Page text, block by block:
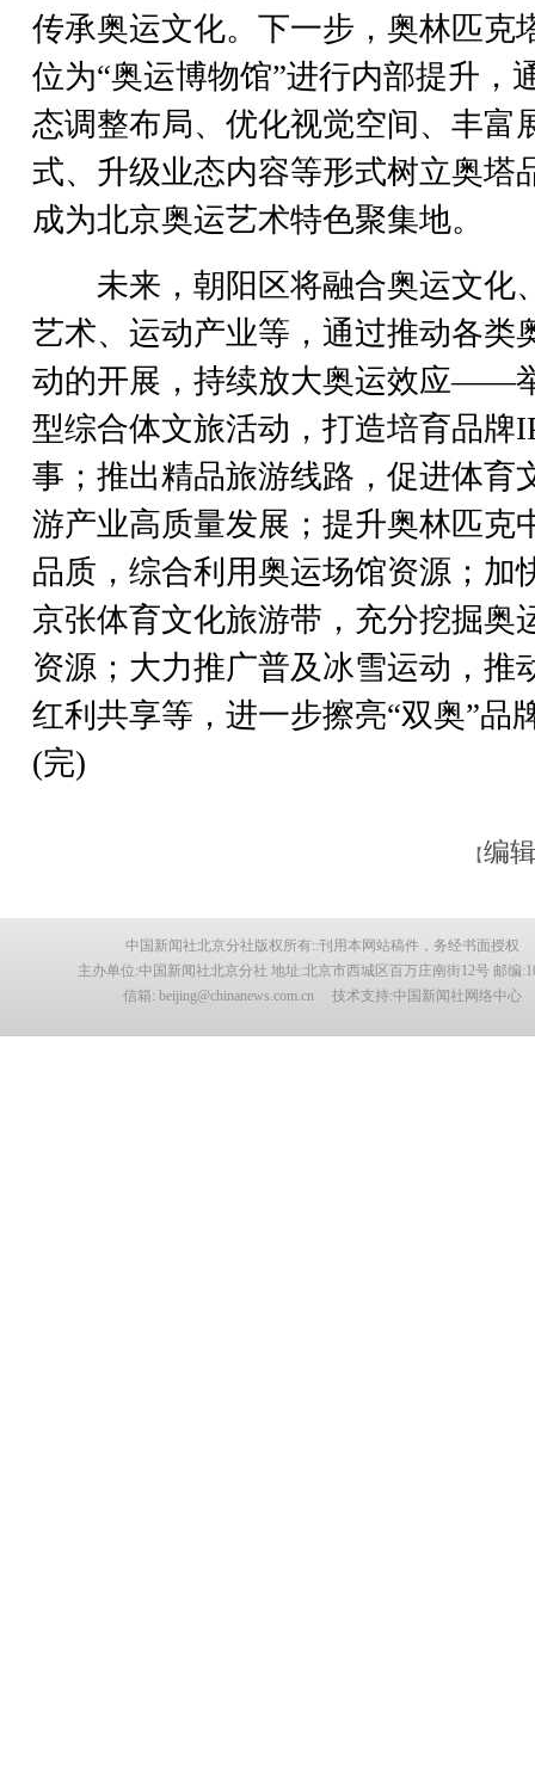
传承奥运文化。下一步，奥林匹克
位为“奥运博物馆”进行内部提升，
态调整布局、优化视觉空间、丰富
式、升级业态内容等形式树立奥塔
成为北京奥运艺术特色聚集地。
未来，朝阳区将融合奥运文化
艺术、运动产业等，通过推动各类
动的开展，持续放大奥运效应——
型综合体文旅活动，打造培育品牌
事；推出精品旅游线路，促进体育
游产业高质量发展；提升奥林匹克
品质，综合利用奥运场馆资源；加
京张体育文化旅游带，充分挖掘奥
资源；大力推广普及冰雪运动，推
红利共享等，进一步擦亮“双奥”品
(完)
【编
中国新闻社北京分社版权所有::刊用本网站稿件，务经书面授权
主办单位:中国新闻社北京分社 地址:北京市西城区百万庄南街12号 邮编
信箱: beijing@chinanews.com.cn 技术支持:中国新闻社网络中心